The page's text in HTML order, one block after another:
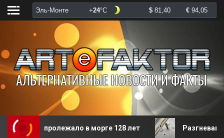
пролежало в морге 128 лет Разгневанная